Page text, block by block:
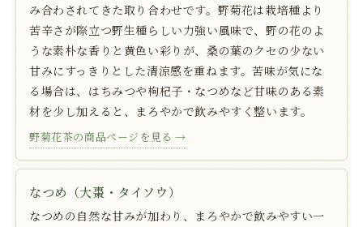
み合わされてきた取り合わせです。野菊花は栽培種より
苦辛さが際立つ野生種らしい力強い風味で、野の花のよ
うな素朴な香りと黄色い彩りが、桑の葉のクセの少ない
甘みにすっきりとした清涼感を重ねます。苦味が気にな
る場合は、はちみつや枸杞子・なつめなど甘味のある素
材を少し加えると、まろやかで飲みやすく整います。
野菊花茶の商品ページを見る →
なつめ（大棗・タイソウ）
なつめの自然な甘みが加わり、まろやかで飲みやすい一